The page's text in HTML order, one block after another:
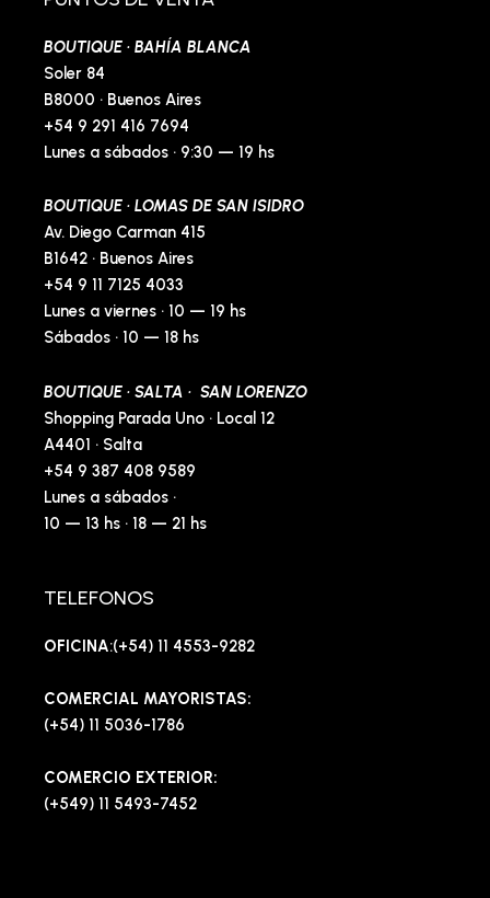
k
f
BOUTIQUE · BAHÍA BLANCA
Soler 84
B8000 · Buenos Aires
+54 9 291 416 7694
Lunes a sábados · 9:30 — 19 hs
BOUTIQUE · LOMAS DE SAN ISIDRO
Av. Diego Carman 415
B1642 · Buenos Aires
+54 9 11 7125 4033
Lunes a viernes · 10 — 19 hs
Sábados · 10 — 18 hs
BOUTIQUE · SALTA · SAN LORENZO
Shopping Parada Uno · Local 12
A4401 · Salta
+54 9 387 408 9589
Lunes a sábados ·
10 — 13 hs · 18 — 21 hs
TELEFONOS
OFICINA:(+54) 11 4553-9282
COMERCIAL MAYORISTAS:
(+54) 11 5036-1786
COMERCIO EXTERIOR:
(+549) 11 5493-7452